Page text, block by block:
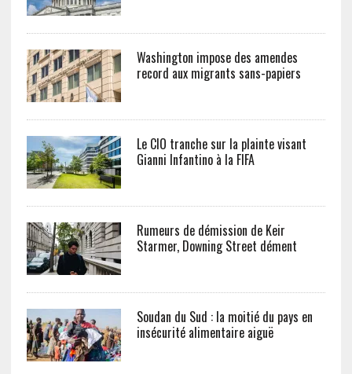
Washington impose des amendes
record aux migrants sans-papiers
Le CIO tranche sur la plainte visant
Gianni Infantino à la FIFA
Rumeurs de démission de Keir
Starmer, Downing Street dément
Soudan du Sud : la moitié du pays en
insécurité alimentaire aiguë